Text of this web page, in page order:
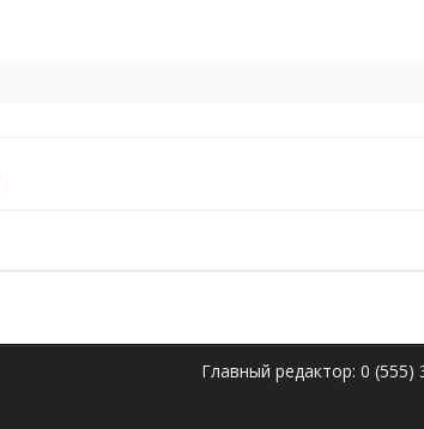
Главный редактор: 0 (555)